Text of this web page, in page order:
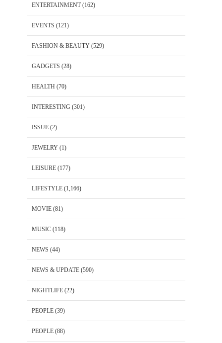
ENTERTAINMENT(162)
EVENTS (121)
FASHION & BEAUTY (529)
GADGETS (28)
HEALTH (70)
INTERESTING (301)
ISSUE (2)
JEWELRY (1)
LEISURE (177)
LIFESTYLE (1,166)
MOVIE (81)
MUSIC (118)
NEWS (44)
NEWS & UPDATE (590)
NIGHTLIFE (22)
PEOPLE (39)
PEOPLE (88)